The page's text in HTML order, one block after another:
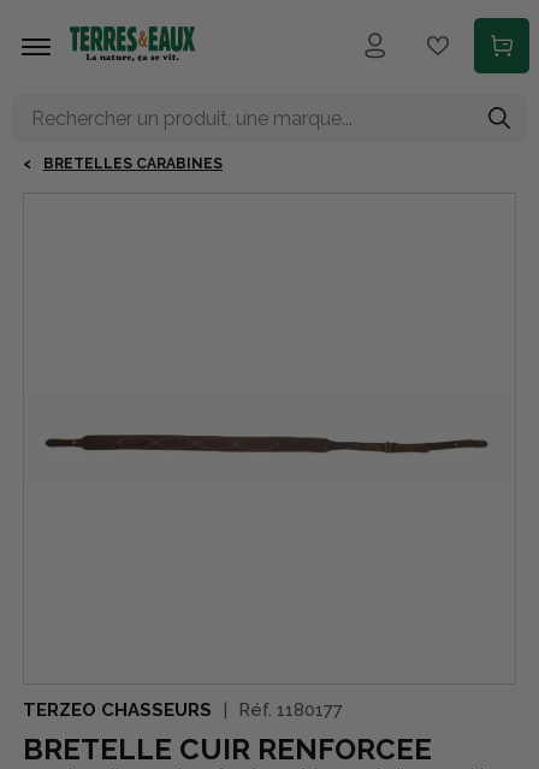
BRETELLES CARABINES
TERZEO CHASSEURS Réf. 1180177
BRETELLE CUIR RENFORCEE